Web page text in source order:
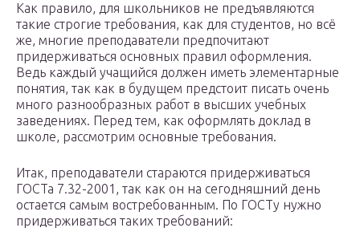
Как правило, для школьников не предъявляются
такие строгие требования, как для студентов, но всё
же, многие преподаватели предпочитают
придерживаться основных правил оформления.
Ведь каждый учащийся должен иметь элементарные
понятия, так как в будущем предстоит писать очень
много разнообразных работ в высших учебных
заведениях. Перед тем, как оформлять доклад в
школе, рассмотрим основные требования.
Итак, преподаватели стараются придерживаться
ГОСТа 7.32-2001, так как он на сегодняшний день
остается самым востребованным. По ГОСТу нужно
придерживаться таких требований: